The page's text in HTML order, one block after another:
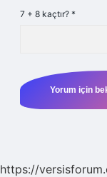
7 + 8 kaçtır? *
https://